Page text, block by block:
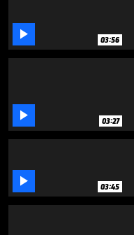
 03:56
 03:27
 03:45